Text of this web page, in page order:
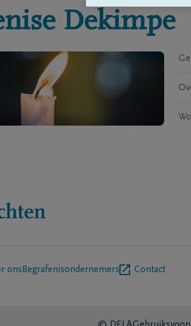
Dekimpe
ons Begrafenisondernemers Contact